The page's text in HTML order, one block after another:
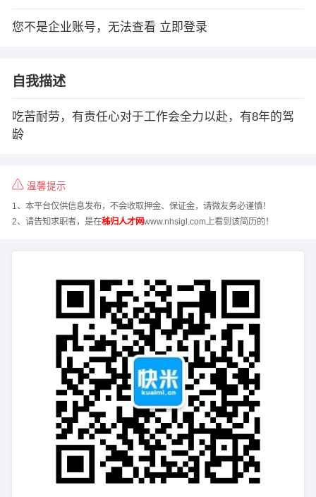
您不是企业账号，无法查看 立即登录
自我描述
吃苦耐劳，有责任心对于工作会全力以赴，有8年的驾
龄
温馨提示
1、本平台仅供信息发布，不会收取押金、保证金，请微友务必谨慎！
2、请告知求职者，是在秭归人才网www.nhsigl.com上看到该简历的！